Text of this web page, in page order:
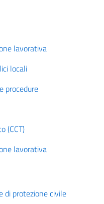
lavorativa
locali
procedure
(CCT)
lavorativa
di protezione civile